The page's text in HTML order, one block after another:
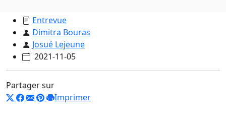
Entrevue
Dimitra Bouras
Josué Lejeune
2021-11-05
Partager sur
Imprimer